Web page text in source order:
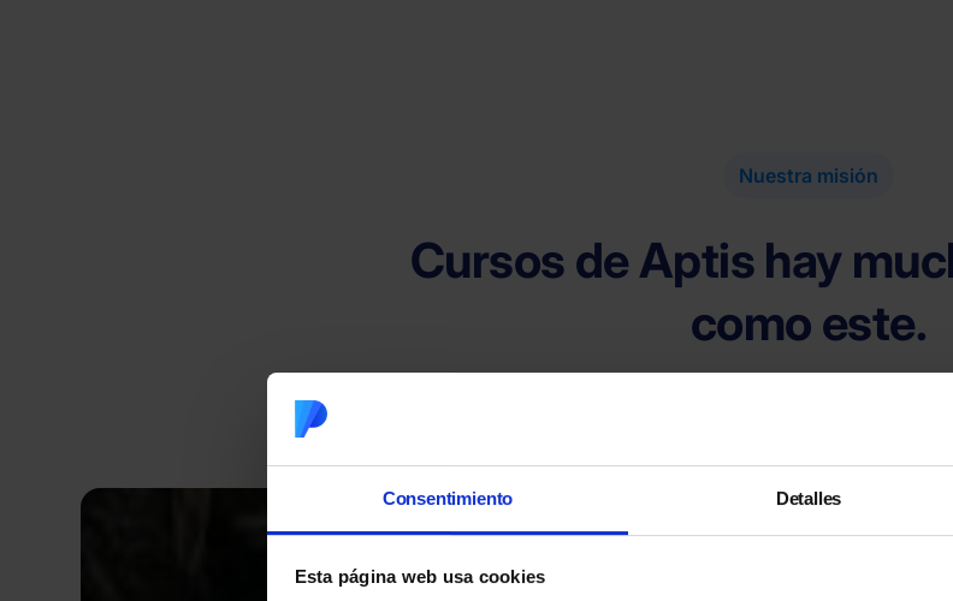
Consentimiento Detalles
Esta página web usa cookies
Nuestra misión
Cursos de Aptis hay
como este.